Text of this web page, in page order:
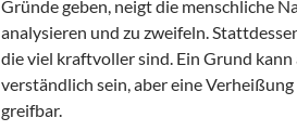
Gründe geben, neigt die menschliche
analysieren und zu zweifeln.
die viel kraftvoller sind. Ein Grund
verständlich sein, aber eine
greifbar.